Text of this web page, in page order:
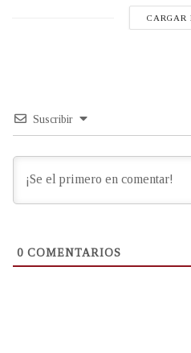
CARGAR
Suscribir
0 COMENTARIOS